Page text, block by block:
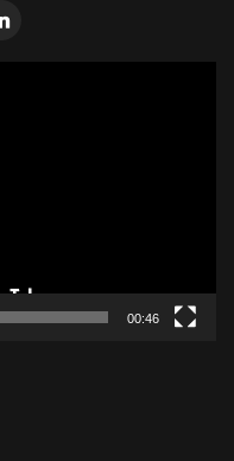
00:46